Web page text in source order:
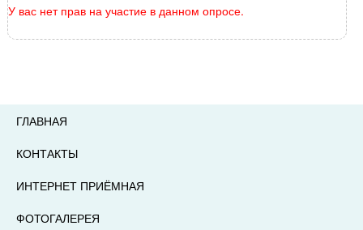
У вас нет прав на участие в данном опросе.
ГЛАВНАЯ
КОНТАКТЫ
ИНТЕРНЕТ ПРИЁМНАЯ
ФОТОГАЛЕРЕЯ